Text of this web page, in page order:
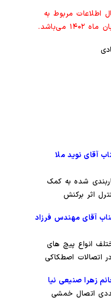
اطلاعات مربوط به
۱۳۹۱ کشور: جناب آقای نوید ملا
شده به کمک
اثر برکنش
سال ۱۳۹۲ کشور: جناب آقای مهندس فرزاد
انواع پیچ های
اتصالات اصطکاکی
اتصال خمشی